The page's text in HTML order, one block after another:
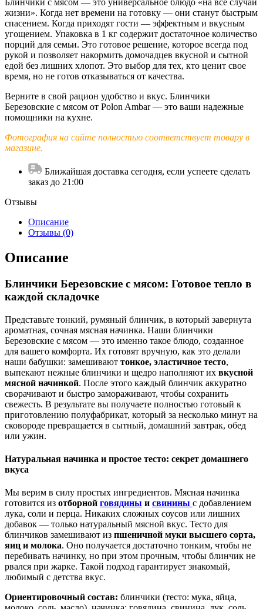
Блинчики с мясом — это универсальное блюдо «на все случаи
жизни». Когда нет времени на готовку — они станут быстрым
спасением. Когда приходят гости — эффектным и вкусным
угощением. Упаковка в 1 кг содержит достаточное количество
порций для семьи. Это готовое решение, которое всегда под
рукой и позволяет накормить домочадцев вкусной и сытной
едой без лишних хлопот. Это выбор для тех, кто ценит свое
время, но не готов отказываться от качества.
Верните в свой рацион удобство и вкус. Блинчики
Березовские с мясом от Polon Ambar — это ваши надежные
помощники на кухне.
Фотография на сайте полностью соответствует товару в
магазине.
Ближайшая доставка сегодня, если успеете сделать
заказ до 21:00
Отзывы
Описание
Отзывы (0)
Описание
Блинчики Березовские с мясом: Готовое тепло в
каждой складочке
Представьте тонкий, румяный блинчик, в который завернута
ароматная, сочная мясная начинка. Наши блинчики
Березовские с мясом — это именно такое блюдо, созданное
для вашего комфорта. Их готовят вручную, как это делали
наши бабушки: замешивают тонкое, эластичное тесто,
выпекают нежные блинчики и щедро наполняют их вкусной
мясной начинкой. После этого каждый блинчик аккуратно
сворачивают и быстро замораживают, чтобы сохранить
свежесть. В результате вы получаете полностью готовый к
приготовлению полуфабрикат, который за несколько минут на
сковороде превращается в сытный, домашний завтрак, обед
или ужин.
Натуральная начинка и простое тесто: секрет домашнего
вкуса
Мы верим в силу простых ингредиентов. Мясная начинка
готовится из отборной говядины и свинины с добавлением
лука, соли и перца. Никаких сложных соусов или лишних
добавок — только натуральный мясной вкус. Тесто для
блинчиков замешивают из пшеничной муки высшего сорта,
яиц и молока. Оно получается достаточно тонким, чтобы не
перебивать начинку, но при этом прочным, чтобы блинчик не
рвался при жарке. Такой подход гарантирует знакомый,
любимый с детства вкус.
Ориентировочный состав: блинчики (тесто: мука, яйца,